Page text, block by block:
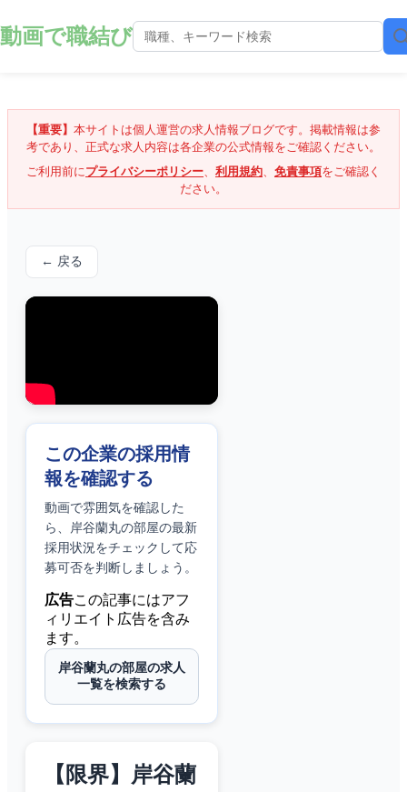
動画で職結び
【重要】 本サイトは個人運営の求人情報ブログです。掲載情報は参
考であり、正式な求人内容は各企業の公式情報をご確認ください。
ご利用前にプライバシーポリシー、 利用規約、 免責事項をご確認く
ださい。
← 戻る
この企業の採用情
報を確認する
動画で雰囲気を確認した
ら、 岸谷蘭丸の部屋の最新
採用状況をチェックして応
募可否を判断しましょう。
広告この記事にはアフ
ィリエイト広告を含み
ます。
岸谷蘭丸の部屋の求人
一覧を検索する
【限界】岸谷蘭